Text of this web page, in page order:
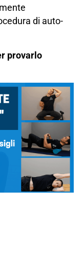
di auto-
provarlo